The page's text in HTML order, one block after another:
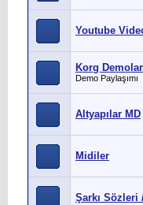
Youtube
Korg Demolar
Demo Paylaşımı
Altyapılar MD
Midiler
Şarkı Sözleri